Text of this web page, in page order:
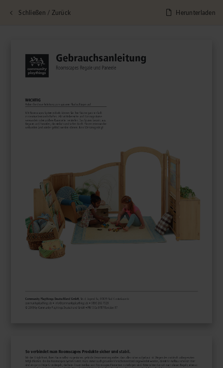
Schließen / Zurück Herunterladen